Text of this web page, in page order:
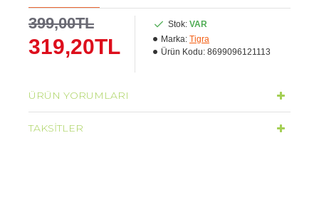
319,20TL
399,00TL Stok: VAR
Marka: Tigra
Ürün Kodu: 8699096121113
ÜRÜN YORUMLARI
TAKSITLER